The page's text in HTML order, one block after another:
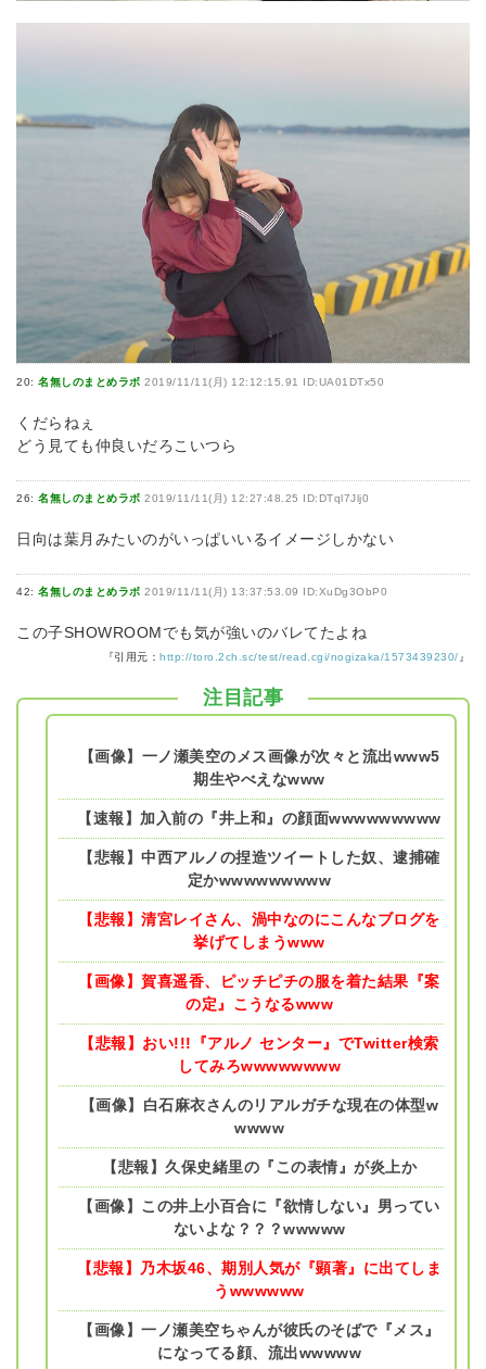
20: 名無しのまとめラボ 2019/11/11(月) 12:12:15.91 ID:UA01DTx50
くだらねぇ
どう見ても仲良いだろこいつら
26: 名無しのまとめラボ 2019/11/11(月) 12:27:48.25 ID:DTql7Jlj0
日向は葉月みたいのがいっぱいいるイメージしかない
42: 名無しのまとめラボ 2019/11/11(月) 13:37:53.09 ID:XuDg3ObP0
この子SHOWROOMでも気が強いのバレてたよね
『引用元： http://toro.2ch.sc/test/read.cgi/nogizaka/1573439230/』
注目記事
【画像】一ノ瀬美空のメス画像が次々と流出www5
期生やべえなwww
【速報】加入前の『井上和』の顔面wwwwwwwww
【悲報】中西アルノの捏造ツイートした奴、逮捕確
定かwwwwwwwww
【悲報】清宮レイさん、渦中なのにこんなブログを
挙げてしまうwww
【画像】賀喜遥香、ピッチピチの服を着た結果『案
の定』こうなるwww
【悲報】おい!!!『アルノ センター』でTwitter検索
してみろwwwwwwww
【画像】白石麻衣さんのリアルガチな現在の体型w
wwww
【悲報】久保史緒里の『この表情』が炎上か
【画像】この井上小百合に『欲情しない』男ってい
ないよな？？？wwwww
【悲報】乃木坂46、期別人気が『顕著』に出てしま
うwwwwww
【画像】一ノ瀬美空ちゃんが彼氏のそばで『メス』
になってる顔、流出wwwww